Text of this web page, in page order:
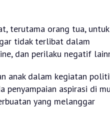
terutama orang tua, untuk
tidak terlibat dalam
dan perilaku negatif
anak dalam kegiatan
penyampaian aspirasi di
yang melanggar